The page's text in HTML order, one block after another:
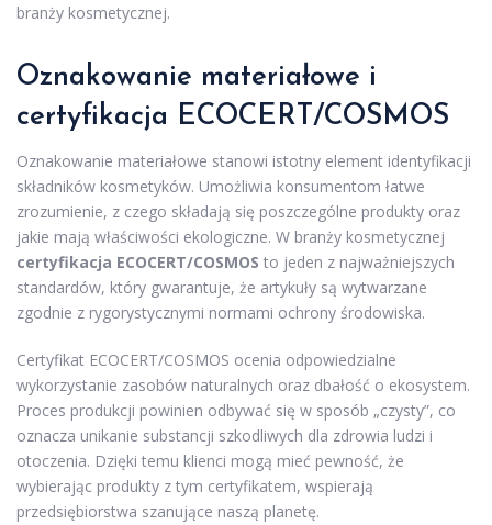
branży kosmetycznej.
Oznakowanie materiałowe i
certyfikacja ECOCERT/COSMOS
Oznakowanie materiałowe stanowi istotny element identyfikacji
składników kosmetyków. Umożliwia konsumentom łatwe
zrozumienie, z czego składają się poszczególne produkty oraz
jakie mają właściwości ekologiczne. W branży kosmetycznej
certyfikacja ECOCERT/COSMOS to jeden z najważniejszych
standardów, który gwarantuje, że artykuły są wytwarzane
zgodnie z rygorystycznymi normami ochrony środowiska.
Certyfikat ECOCERT/COSMOS ocenia odpowiedzialne
wykorzystanie zasobów naturalnych oraz dbałość o ekosystem.
Proces produkcji powinien odbywać się w sposób „czysty”, co
oznacza unikanie substancji szkodliwych dla zdrowia ludzi i
otoczenia. Dzięki temu klienci mogą mieć pewność, że
wybierając produkty z tym certyfikatem, wspierają
przedsiębiorstwa szanujące naszą planetę.